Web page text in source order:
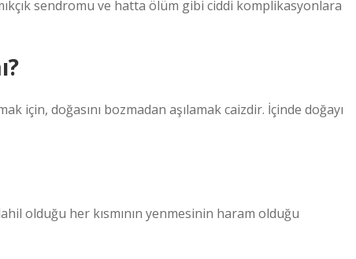
sendromu ve hatta ölüm gibi ciddi komplikasyonlara
için, doğasını bozmadan aşılamak caizdir. İçinde doğayı
olduğu her kısmının yenmesinin haram olduğu